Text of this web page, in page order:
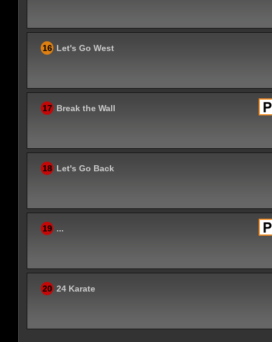
16 Let's Go West
17 Break the Wall
18 Let's Go Back
19 ...
20 24 Karate